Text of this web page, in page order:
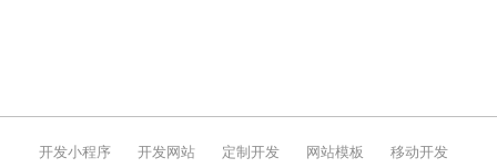
开发小程序 开发网站 定制开发 网站模板 移动开发